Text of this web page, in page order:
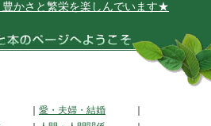
栄を楽しんでいます★
愛・夫婦・結婚